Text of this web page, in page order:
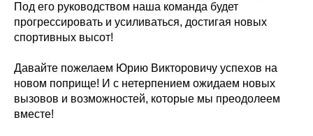
Под его руководством наша команда будет
прогрессировать и усиливаться, достигая новых
спортивных высот!
Давайте пожелаем Юрию Викторовичу успехов на
новом поприще! И с нетерпением ожидаем новых
вызовов и возможностей, которые мы преодолеем
вместе!